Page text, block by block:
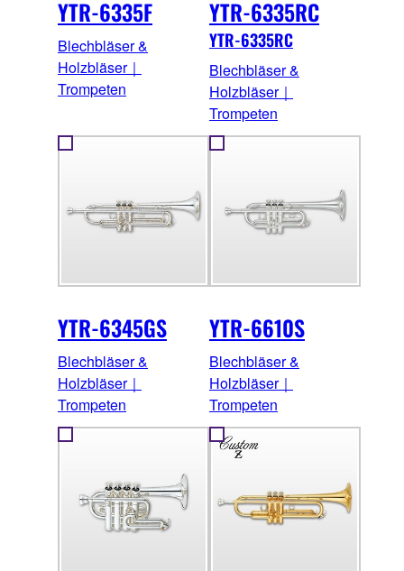
YTR-6335F
Blechbläser &
Holzbläser｜
Trompeten
YTR-6335RC
YTR-6335RC
Blechbläser &
Holzbläser｜
Trompeten
YTR-6345GS
Blechbläser &
Holzbläser｜
Trompeten
YTR-6610S
Blechbläser &
Holzbläser｜
Trompeten